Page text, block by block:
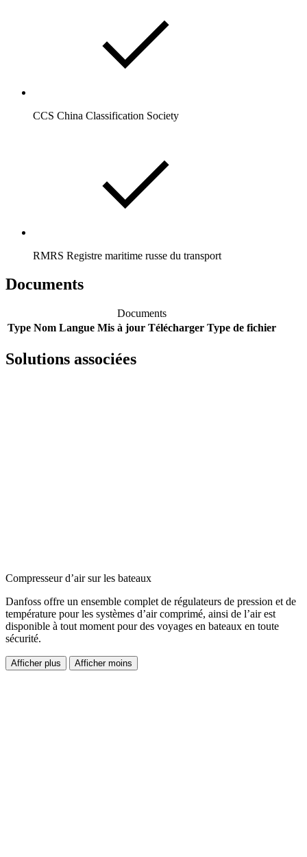
CCS China Classification Society
RMRS Registre maritime russe du transport
Documents
Documents
Type Nom Langue Mis à jour Télécharger Type de fichier
Solutions associées
Compresseur d’air sur les bateaux
Danfoss offre un ensemble complet de régulateurs de pression et de
température pour les systèmes d’air comprimé, ainsi de l’air est
disponible à tout moment pour des voyages en bateaux en toute
sécurité.
Afficher plus Afficher moins